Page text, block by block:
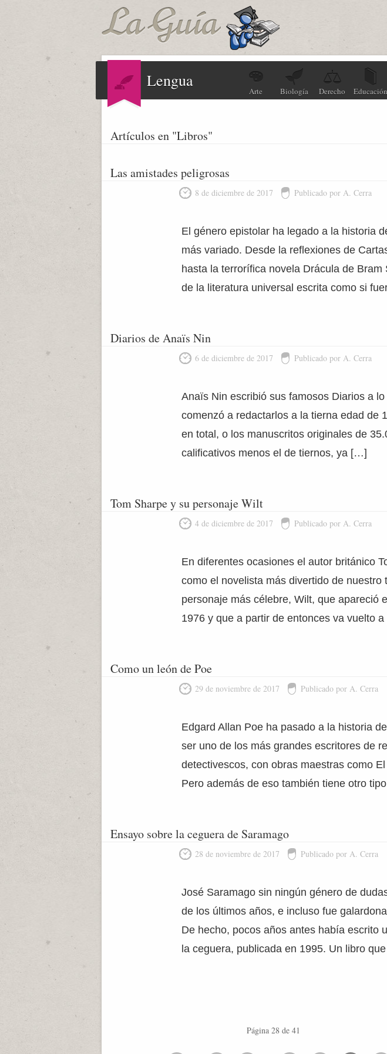
Lengua
Arte Biología Derecho Educación
Artículos en "Libros"
Las amistades peligrosas
8 de diciembre de 2017 Publicado por A. Cerra
El género epistolar ha legado a la historia
más variado. Desde la reflexiones de
hasta la terrorífica novela Drácula de
de la literatura universal escrita como si
Diarios de Anaïs Nin
6 de diciembre de 2017 Publicado por A. Cerra
Anaïs Nin escribió sus famosos Diarios a
comenzó a redactarlos a la tierna edad de
en total, o los manuscritos originales de
calificativos menos el de tiernos, ya […]
Tom Sharpe y su personaje Wilt
4 de diciembre de 2017 Publicado por A. Cerra
En diferentes ocasiones el autor británico
como el novelista más divertido de
personaje más célebre, Wilt, que apareció
1976 y que a partir de entonces va vuelto
Como un león de Poe
29 de noviembre de 2017 Publicado por A. Cerra
Edgard Allan Poe ha pasado a la historia
ser uno de los más grandes escritores de
detectivescos, con obras maestras como
Pero además de eso también tiene otro
Ensayo sobre la ceguera de Saramago
28 de noviembre de 2017 Publicado por A. Cerra
José Saramago sin ningún género de
de los últimos años, e incluso fue
De hecho, pocos años antes había escrito
la ceguera, publicada en 1995. Un libro
Página 28 de 41